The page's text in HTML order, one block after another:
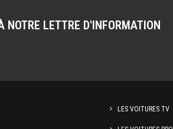
NOTRE LETTRE D'INFORMATION
LES VOITURES TV